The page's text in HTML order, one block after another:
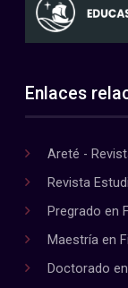
Enlaces
Areté -
Revista
Pregrado en
Maestría en
Doctorado